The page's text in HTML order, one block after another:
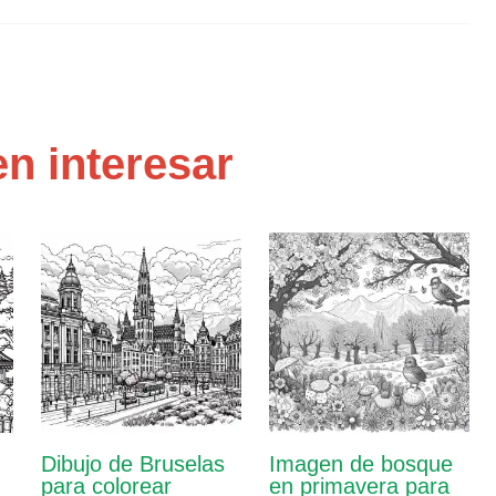
interesar
Dibujo de Bruselas
para colorear
Imagen de bosque
en primavera para